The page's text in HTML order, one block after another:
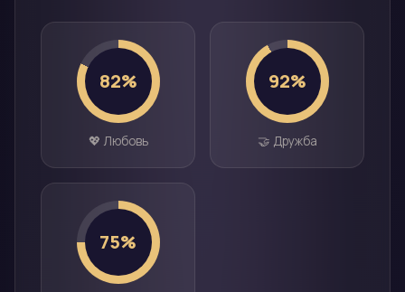
82%
💖 Любовь
92%
🤝 Дружба
75%